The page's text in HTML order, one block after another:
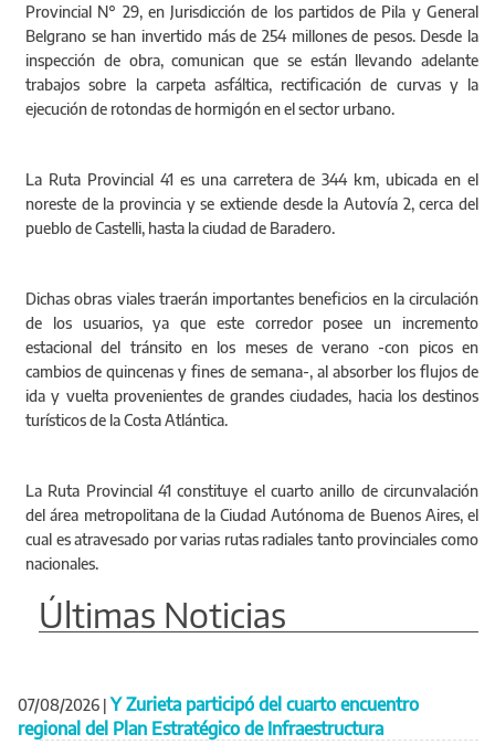
Provincial N° 29, en Jurisdicción de los partidos de Pila y General
Belgrano se han invertido más de 254 millones de pesos. Desde la
inspección de obra, comunican que se están llevando adelante
trabajos sobre la carpeta asfáltica, rectificación de curvas y la
ejecución de rotondas de hormigón en el sector urbano.
La Ruta Provincial 41 es una carretera de 344 km, ubicada en el
noreste de la provincia y se extiende desde la Autovía 2, cerca del
pueblo de Castelli, hasta la ciudad de Baradero.
Dichas obras viales traerán importantes beneficios en la circulación
de los usuarios, ya que este corredor posee un incremento
estacional del tránsito en los meses de verano -con picos en
cambios de quincenas y fines de semana-, al absorber los flujos de
ida y vuelta provenientes de grandes ciudades, hacia los destinos
turísticos de la Costa Atlántica.
La Ruta Provincial 41 constituye el cuarto anillo de circunvalación
del área metropolitana de la Ciudad Autónoma de Buenos Aires, el
cual es atravesado por varias rutas radiales tanto provinciales como
nacionales.
Últimas Noticias
07/08/2026 | Y Zurieta participó del cuarto encuentro
regional del Plan Estratégico de Infraestructura